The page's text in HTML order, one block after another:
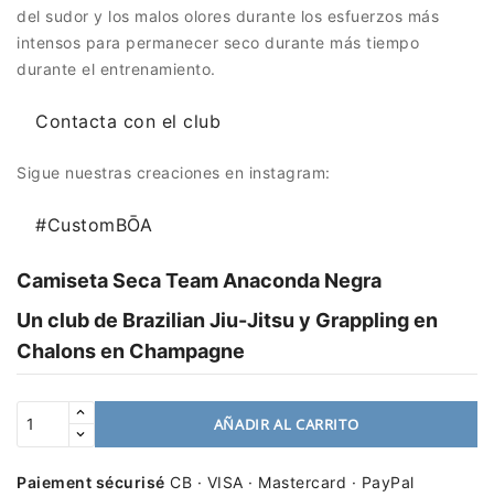
del sudor y los malos olores durante los esfuerzos más
intensos para permanecer seco durante más tiempo
durante el entrenamiento.
Contacta con el club
Sigue nuestras creaciones en instagram:
#CustomBŌA
Camiseta Seca Team Anaconda Negra
Un club de Brazilian Jiu-Jitsu y Grappling en
Chalons en Champagne
AÑADIR AL CARRITO
Paiement sécurisé CB · VISA · Mastercard · PayPal